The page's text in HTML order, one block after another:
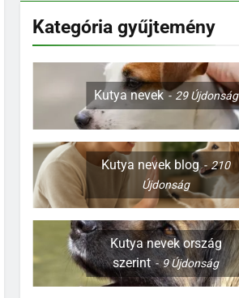
Kategória gyűjtemény
Kutya nevek 29Újdonság
Kutya nevek blog
210
Újdonság
Kutya nevek ország
szerint
9Újdonság